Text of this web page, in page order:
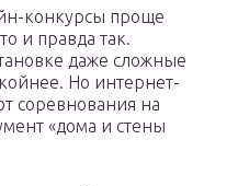
конкурсы проще
и правда так.
даже сложные
Но интернет-
соревнования на
«дома и стены